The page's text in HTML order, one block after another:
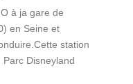
à ja gare de
en Seine et
station
Parc Disneyland